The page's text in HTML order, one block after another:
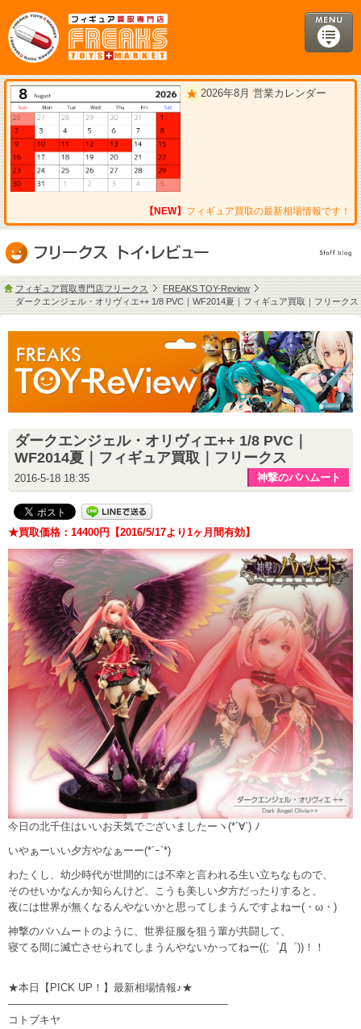
2026年8月 営業カレンダー
【NEW】 フィギュア買取の最新相場情報です！
フィギュア買取専門店フリークス
FREAKS TOY-Review
ダークエンジェル・オリヴィエ++ 1/8 PVC｜WF2014夏｜フィギュア買取｜フリークス
ダークエンジェル・オリヴィエ++ 1/8 PVC｜
WF2014夏｜フィギュア買取｜フリークス
2016-5-18 18:35 神撃のバハムート
★買取価格：14400円【2016/5/17より1ヶ月間有効】
今日の北千住はいいお天気でございましたーヽ(*´∀`) ﾉ
いやぁーいい夕方やなぁーー(*´ｰ`*)
わたくし、幼少時代が世間的には不幸と言われる生い立ちなもので、
そのせいかなんか知らんけど、こうも美しい夕方だったりすると、
夜には世界が無くなるんやないかと思ってしまうんですよねー(・ω・)
神撃のバハムートのように、世界征服を狙う輩が共闘して、
寝てる間に滅亡させられてしまうんやないかってねー((;゜Д゜))！！
★本日【PICK UP！】最新相場情報♪★
—————————————————————
コトブキヤ